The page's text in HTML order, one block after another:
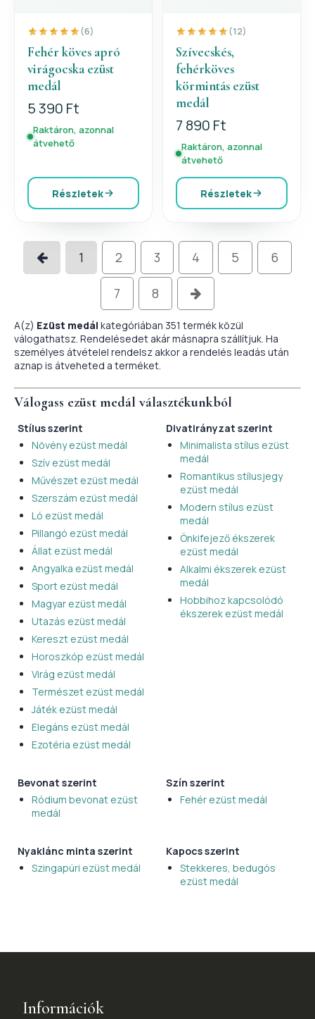
(6)
Fehér köves apró
virágocska ezüst
medál
5 390 Ft
Raktáron, azonnal
átvehető
Részletek
(12)
Szívecskés,
fehérköves
körmintás ezüst
medál
7 890 Ft
Raktáron, azonnal
átvehető
Részletek
1 2 3 4 5 6
7 8
A(z) Ezüst medál kategóriában 351 termék közül
válogathatsz. Rendelésedet akár másnapra szállítjuk. Ha
személyes átvételel rendelsz akkor a rendelés leadás után
aznap is átveheted a terméket.
Válogass ezüst medál választékunkból
Stílus szerint
Növény ezüst medál
Szív ezüst medál
Művészet ezüst medál
Szerszám ezüst medál
Ló ezüst medál
Pillangó ezüst medál
Állat ezüst medál
Angyalka ezüst medál
Sport ezüst medál
Magyar ezüst medál
Utazás ezüst medál
Kereszt ezüst medál
Horoszkóp ezüst medál
Virág ezüst medál
Természet ezüst medál
Játék ezüst medál
Elegáns ezüst medál
Ezotéria ezüst medál
Divatirányzat szerint
Minimalista stílus ezüst
medál
Romantikus stílusjegy
ezüst medál
Modern stílus ezüst
medál
Önkifejező ékszerek
ezüst medál
Alkalmi ékszerek ezüst
medál
Hobbihoz kapcsolódó
ékszerek ezüst medál
Bevonat szerint
Ródium bevonat ezüst
medál
Szín szerint
Fehér ezüst medál
Nyaklánc minta szerint
Szingapúri ezüst medál
Kapocs szerint
Stekkeres, bedugós
ezüst medál
Információk